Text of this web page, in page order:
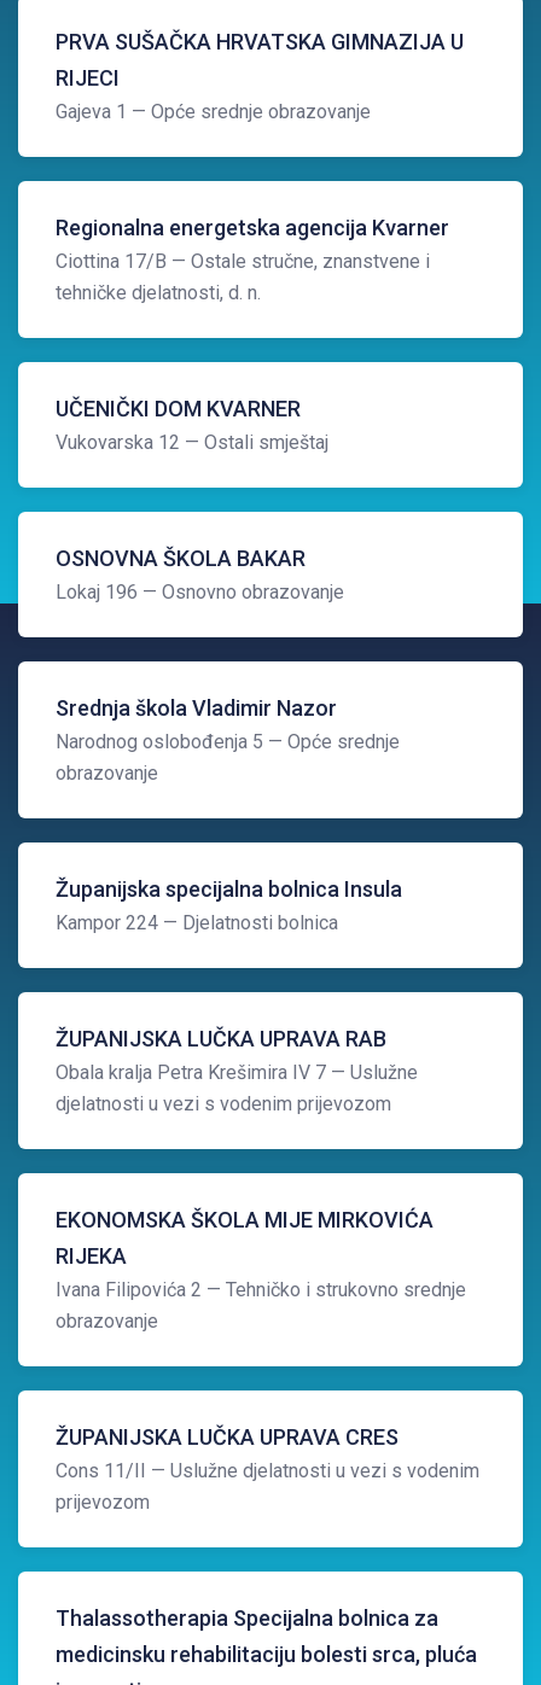
PRVA SUŠAČKA HRVATSKA GIMNAZIJA U
RIJECI
Gajeva 1 — Opće srednje obrazovanje
Regionalna energetska agencija Kvarner
Ciottina 17/B — Ostale stručne, znanstvene i
tehničke djelatnosti, d. n.
UČENIČKI DOM KVARNER
Vukovarska 12 — Ostali smještaj
OSNOVNA ŠKOLA BAKAR
Lokaj 196 — Osnovno obrazovanje
Srednja škola Vladimir Nazor
Narodnog oslobođenja 5 — Opće srednje
obrazovanje
Županijska specijalna bolnica Insula
Kampor 224 — Djelatnosti bolnica
ŽUPANIJSKA LUČKA UPRAVA RAB
Obala kralja Petra Krešimira IV 7 — Uslužne
djelatnosti u vezi s vodenim prijevozom
EKONOMSKA ŠKOLA MIJE MIRKOVIĆA
RIJEKA
Ivana Filipovića 2 — Tehničko i strukovno srednje
obrazovanje
ŽUPANIJSKA LUČKA UPRAVA CRES
Cons 11/II — Uslužne djelatnosti u vezi s vodenim
prijevozom
Thalassotherapia Specijalna bolnica za
medicinsku rehabilitaciju bolesti srca, pluća